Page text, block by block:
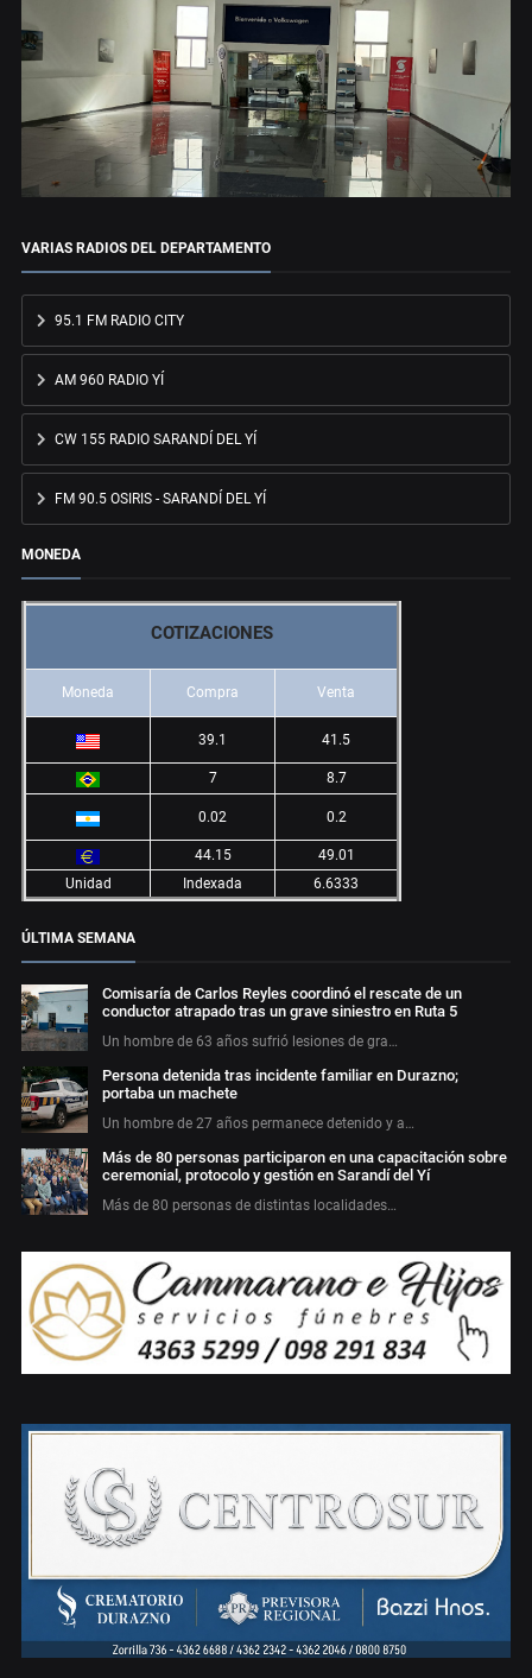
VARIAS RADIOS DEL DEPARTAMENTO
95.1 FM RADIO CITY
AM 960 RADIO YÍ
CW 155 RADIO SARANDÍ DEL YÍ
FM 90.5 OSIRIS - SARANDÍ DEL YÍ
MONEDA
COTIZACIONES
Moneda Compra Venta
39.1 41.5
7 8.7
0.02 0.2
44.15
49.01
Unidad
Indexada 6.6333
ÚLTIMA SEMANA
Comisaría de Carlos Reyles coordinó el rescate de un
conductor atrapado tras un grave siniestro en Ruta 5
Un hombre de 63 años sufrió lesiones de gra…
Persona detenida tras incidente familiar en Durazno;
portaba un machete
Un hombre de 27 años permanece detenido y a…
Más de 80 personas participaron en una capacitación sobre
ceremonial, protocolo y gestión en Sarandí del Yí
Más de 80 personas de distintas localidades…